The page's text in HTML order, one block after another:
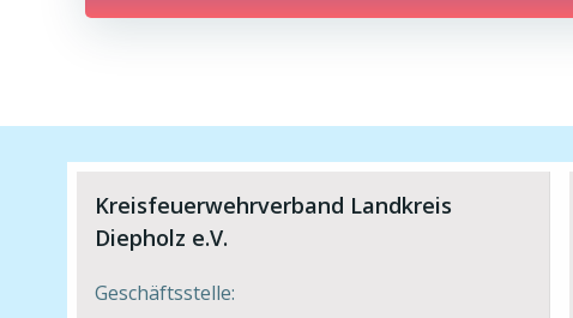
Kreisfeuerwehrverband Landkreis
Diepholz e.V.
Geschäftsstelle: